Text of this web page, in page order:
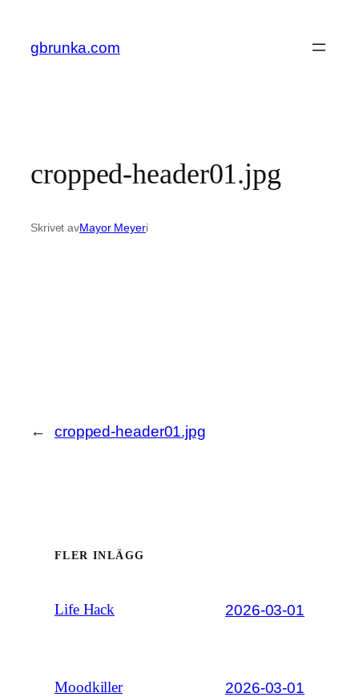
innehåll
gbrunka.com
cropped-header01.jpg
Skrivet avMayor Meyeri
← cropped-header01.jpg
FLER INLÄGG
Life Hack 2026-03-01
Moodkiller 2026-03-01